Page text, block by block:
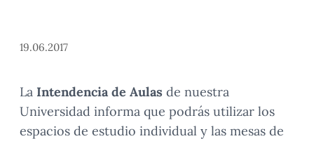
19.06.2017
La Intendencia de Aulas de nuestra
Universidad informa que podrás utilizar los
espacios de estudio individual y las mesas de